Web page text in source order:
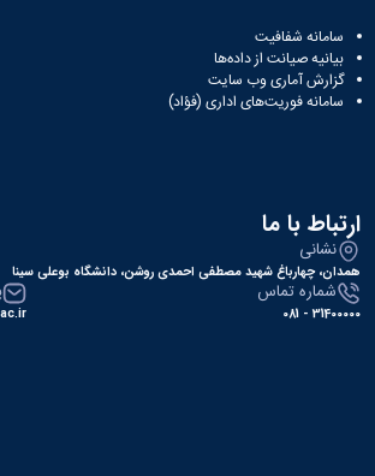
سامانه شفافیت
بیانیه صیانت از داده‌ها
گزارش آماری وب‌ سایت
سامانه فوریت‌های اداری (فؤاد)
ارتباط با ما
نشانی
همدان، چهارباغ شهید مصطفی احمدی روشن، دانشگاه بوعلی سینا
شماره تماس
31400000 - 081